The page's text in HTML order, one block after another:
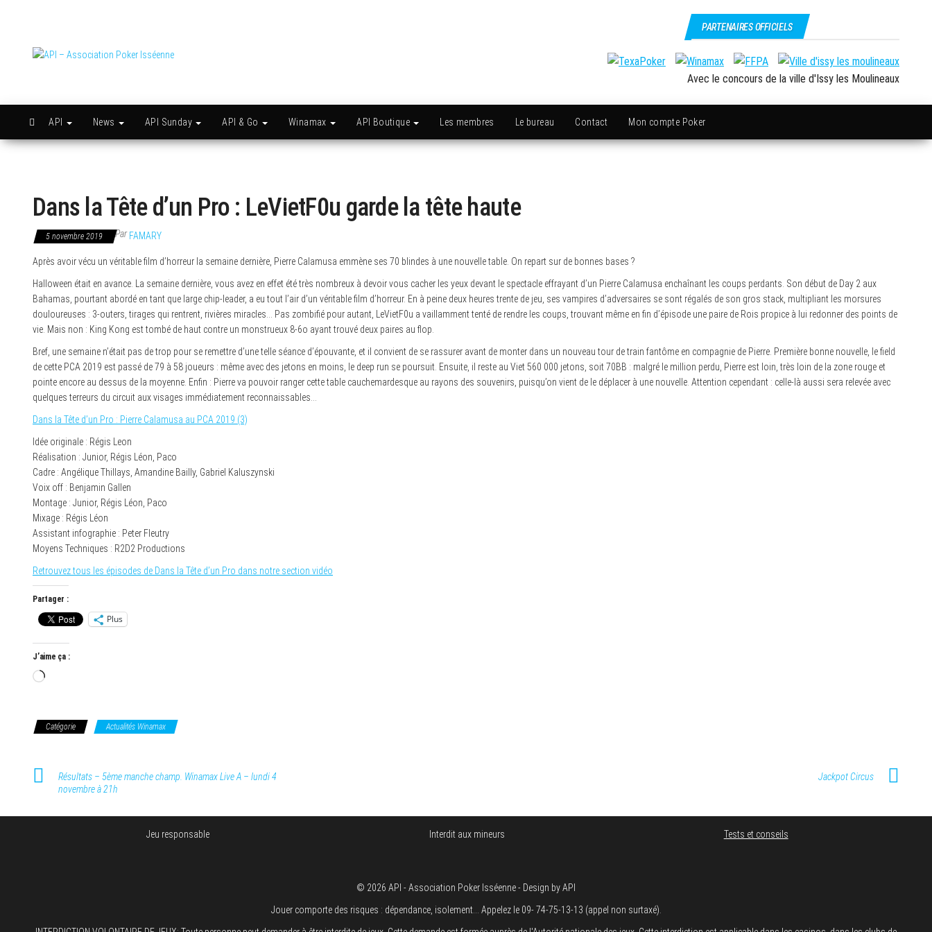
Poker
Isséenne
PARTENAIRES OFFICIELS
Avec le concours de la ville d'Issy les Moulineaux
API News API Sunday API & Go Winamax API Boutique Les membres Le bureau Contact Mon compte Poker
Dans la Tête d’un Pro : LeVietF0u garde la tête haute
5 novembre 2019 ParFAMARY
Après avoir vécu un véritable film d’horreur la semaine dernière, Pierre Calamusa emmène ses 70 blindes à une nouvelle table. On repart sur de bonnes bases ?
Halloween était en avance. La semaine dernière, vous avez en effet été très nombreux à devoir vous cacher les yeux devant le spectacle effrayant d’un Pierre Calamusa enchaînant les coups perdants. Son début de Day 2 aux
Bahamas, pourtant abordé en tant que large chip-leader, a eu tout l’air d’un véritable film d’horreur. En à peine deux heures trente de jeu, ses vampires d’adversaires se sont régalés de son gros stack, multipliant les morsures
douloureuses : 3-outers, tirages qui rentrent, rivières miracles… Pas zombifié pour autant, LeVietF0u a vaillamment tenté de rendre les coups, trouvant même en fin d’épisode une paire de Rois propice à lui redonner des points de
vie. Mais non : King Kong est tombé de haut contre un monstrueux 8-6o ayant trouvé deux paires au flop.
Bref, une semaine n’était pas de trop pour se remettre d’une telle séance d’épouvante, et il convient de se rassurer avant de monter dans un nouveau tour de train fantôme en compagnie de Pierre. Première bonne nouvelle, le field
de cette PCA 2019 est passé de 79 à 58 joueurs : même avec des jetons en moins, le deep run se poursuit. Ensuite, il reste au Viet 560 000 jetons, soit 70BB : malgré le million perdu, Pierre est loin, très loin de la zone rouge et
pointe encore au dessus de la moyenne. Enfin : Pierre va pouvoir ranger cette table cauchemardesque au rayons des souvenirs, puisqu’on vient de le déplacer à une nouvelle. Attention cependant : celle-là aussi sera relevée avec
quelques terreurs du circuit aux visages immédiatement reconnaissables…
Dans la Tête d’un Pro : Pierre Calamusa au PCA 2019 (3)
Idée originale : Régis Leon
Réalisation : Junior, Régis Léon, Paco
Cadre : Angélique Thillays, Amandine Bailly, Gabriel Kaluszynski
Voix off : Benjamin Gallen
Montage : Junior, Régis Léon, Paco
Mixage : Régis Léon
Assistant infographie : Peter Fleutry
Moyens Techniques : R2D2 Productions
Retrouvez tous les épisodes de Dans la Tête d’un Pro dans notre section vidéo
Partager :
Plus
J’aime ça :
Chargement…
Catégorie Actualités Winamax
Résultats – 5ème manche champ. Winamax Live A – lundi 4
novembre à 21h
Jackpot Circus
Jeu responsable Interdit aux mineurs Tests et conseils
© 2026 API - Association Poker Isséenne - Design by API
Jouer comporte des risques : dépendance, isolement... Appelez le 09- 74-75-13-13 (appel non surtaxé).